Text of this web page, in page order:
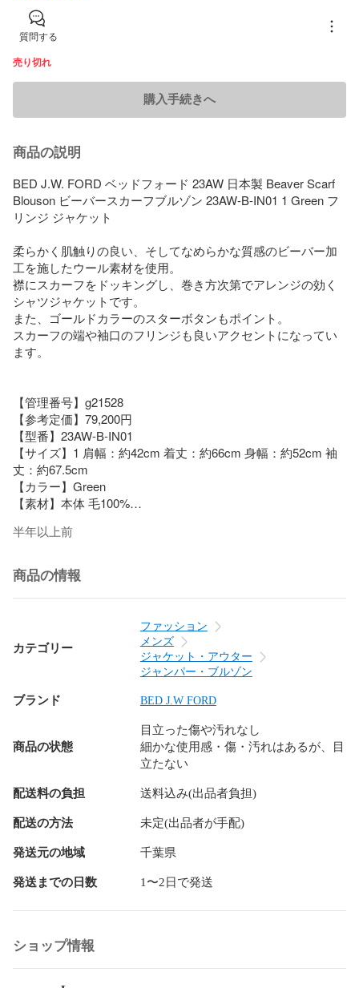
質問する
売り切れ
購入手続きへ
商品の説明
BED J.W. FORD ベッドフォード 23AW 日本製 Beaver Scarf
Blouson ビーバースカーフブルゾン 23AW-B-IN01 1 Green フ
リンジ ジャケット
柔らかく肌触りの良い、そしてなめらかな質感のビーバー加
工を施したウール素材を使用。
襟にスカーフをドッキングし、巻き方次第でアレンジの効く
シャツジャケットです。
また、ゴールドカラーのスターボタンもポイント。
スカーフの端や袖口のフリンジも良いアクセントになってい
ます。
【管理番号】g21528
【参考定価】79,200円
【型番】23AW-B-IN01
【サイズ】1 肩幅：約42cm 着丈：約66cm 身幅：約52cm 袖
丈：約67.5cm
【カラー】Green
【素材】本体 毛100%
【状態】多少の使用感が見られるもの、一般的USED品レベ
【配送方法】ゆうパック元払い
半年以上前
商品の情報
カテゴリー
ファッション
メンズ
ジャケット・アウター
ジャンパー・ブルゾン
ブランド BED J.W FORD
商品の状態
目立った傷や汚れなし
細かな使用感・傷・汚れはあるが、目
立たない
配送料の負担 送料込み(出品者負担)
配送の方法 未定(出品者が手配)
発送元の地域 千葉県
発送までの日数 1〜2日で発送
ショップ情報